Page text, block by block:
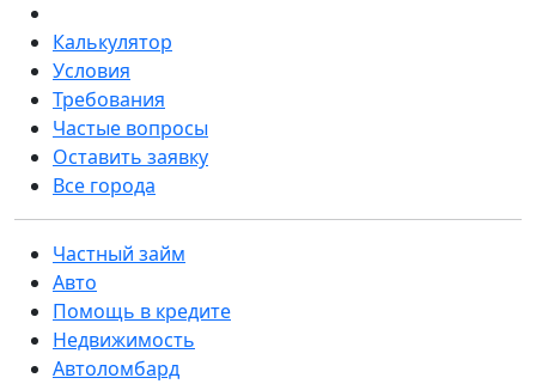
Калькулятор
Условия
Требования
Частые вопросы
Оставить заявку
Все города
Частный займ
Авто
Помощь в кредите
Недвижимость
Автоломбард